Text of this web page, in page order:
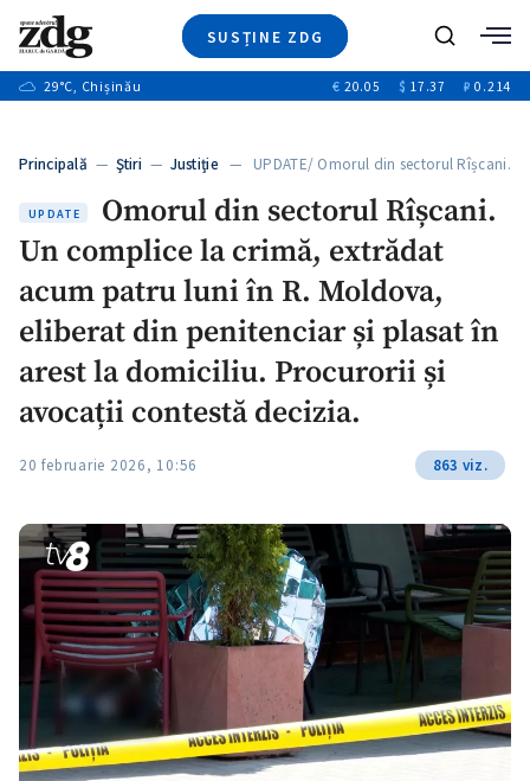
SUSȚINE ZDG
Ştiri
+6
Video
Special
+1
+1
Blog
+2
Caută
29°C, Chișinău € 20.05 $ 17.37 ₽ 0.214
Principală — Ştiri — Justiție— UPDATE/ Omorul din sectorul Rîșcani.
UPDATE
Omorul din sectorul Rîșcani.
Un complice la crimă, extrădat
acum patru luni în R. Moldova,
eliberat din penitenciar și plasat în
arest la domiciliu. Procurorii și
avocații contestă decizia.
20 februarie 2026, 10:56 863 viz.